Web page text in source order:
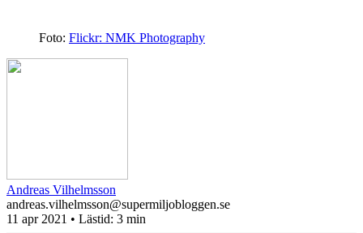
Foto: Flickr: NMK Photography
Andreas Vilhelmsson
andreas.vilhelmsson@supermiljobloggen.se
11 apr 2021 • Lästid: 3 min